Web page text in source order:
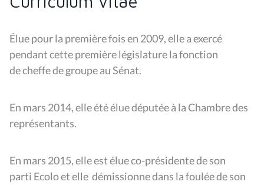
Élue pour la première fois en 2009, elle a exercé
pendant cette première législature la fonction
de cheffe de groupe au Sénat.
En mars 2014, elle été élue députée à la Chambre des
représentants.
En mars 2015, elle est élue co-présidente de son
parti Ecolo et elle démissionne dans la foulée de son